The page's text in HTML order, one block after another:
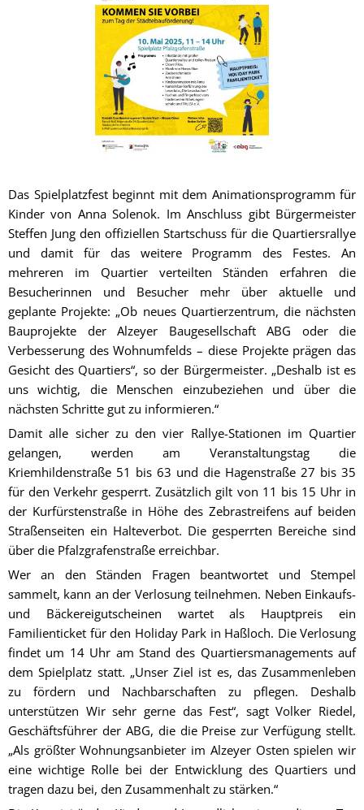
Das Spielplatzfest beginnt mit dem Animationsprogramm für
Kinder von Anna Solenok. Im Anschluss gibt Bürgermeister
Steffen Jung den offiziellen Startschuss für die Quartiersrallye
und damit für das weitere Programm des Festes. An
mehreren im Quartier verteilten Ständen erfahren die
Besucherinnen und Besucher mehr über aktuelle und
geplante Projekte: „Ob neues Quartierzentrum, die nächsten
Bauprojekte der Alzeyer Baugesellschaft ABG oder die
Verbesserung des Wohnumfelds – diese Projekte prägen das
Gesicht des Quartiers“, so der Bürgermeister. „Deshalb ist es
uns wichtig, die Menschen einzubeziehen und über die
nächsten Schritte gut zu informieren.“
Damit alle sicher zu den vier Rallye-Stationen im Quartier
gelangen, werden am Veranstaltungstag die
Kriemhildenstraße 51 bis 63 und die Hagenstraße 27 bis 35
für den Verkehr gesperrt. Zusätzlich gilt von 11 bis 15 Uhr in
der Kurfürstenstraße in Höhe des Zebrastreifens auf beiden
Straßenseiten ein Halteverbot. Die gesperrten Bereiche sind
über die Pfalzgrafenstraße erreichbar.
Wer an den Ständen Fragen beantwortet und Stempel
sammelt, kann an der Verlosung teilnehmen. Neben Einkaufs-
und Bäckereigutscheinen wartet als Hauptpreis ein
Familienticket für den Holiday Park in Haßloch. Die Verlosung
findet um 14 Uhr am Stand des Quartiersmanagements auf
dem Spielplatz statt. „Unser Ziel ist es, das Zusammenleben
zu fördern und Nachbarschaften zu pflegen. Deshalb
unterstützen Wir sehr gerne das Fest“, sagt Volker Riedel,
Geschäftsführer der ABG, die die Preise zur Verfügung stellt.
„Als größter Wohnungsanbieter im Alzeyer Osten spielen wir
eine wichtige Rolle bei der Entwicklung des Quartiers und
tragen dazu bei, den Zusammenhalt zu stärken.“